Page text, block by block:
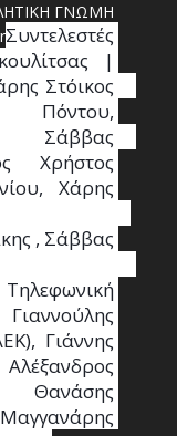
ΓΝΩΜΗ
Συντελεστές
|
Στόικος
Σάββας
Χρήστος
Χάρης
, Σάββας
Γιάννης
Θανάσης